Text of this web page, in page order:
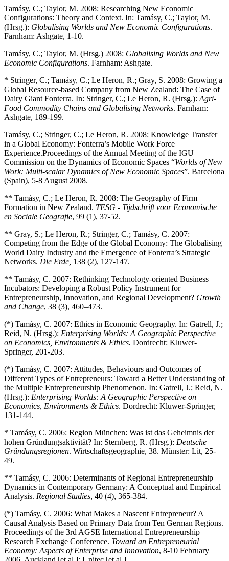
Tamásy, C.; Taylor, M. 2008: Researching New Economic
Configurations: Theory and Context. In: Tamásy, C.; Taylor, M.
(Hrsg.): Globalising Worlds and New Economic Configurations.
Farnham: Ashgate, 1-10.
Tamásy, C.; Taylor, M. (Hrsg.) 2008: Globalising Worlds and New
Economic Configurations. Farnham: Ashgate.
* Stringer, C.; Tamásy, C.; Le Heron, R.; Gray, S. 2008: Growing a
Global Resource-based Company from New Zealand: The Case of
Dairy Giant Fonterra. In: Stringer, C.; Le Heron, R. (Hrsg.): Agri-
Food Commodity Chains and Globalising Networks. Farnham:
Ashgate, 189-199.
Tamásy, C.; Stringer, C.; Le Heron, R. 2008: Knowledge Transfer
in a Global Economy: Fonterra’s Mobile Work Force
Experience.Proceedings of the Annual Meeting of the IGU
Commission on the Dynamics of Economic Spaces “Worlds of New
Work: Multi-scalar Dynamics of New Economic Spaces”. Barcelona
(Spain), 5-8 August 2008.
** Tamásy, C.; Le Heron, R. 2008: The Geography of Firm
Formation in New Zealand. TESG - Tijdschrift voor Economische
en Sociale Geografie, 99 (1), 37-52.
** Gray, S.; Le Heron, R.; Stringer, C.; Tamásy, C. 2007:
Competing from the Edge of the Global Economy: The Globalising
World Dairy Industry and the Emergence of Fonterra’s Strategic
Networks. Die Erde, 138 (2), 127-147.
** Tamásy, C. 2007: Rethinking Technology-oriented Business
Incubators: Developing a Robust Policy Instrument for
Entrepreneurship, Innovation, and Regional Development? Growth
and Change, 38 (3), 460–473.
(*) Tamásy, C. 2007: Ethics in Economic Geography. In: Gatrell, J.;
Reid, N. (Hrsg.): Enterprising Worlds: A Geographic Perspective
on Economics, Environments & Ethics. Dordrecht: Kluwer-
Springer, 201-203.
(*) Tamásy, C. 2007: Attitudes, Behaviours and Outcomes of
Different Types of Entrepreneurs: Toward a Better Understanding of
the Multiple Entrepreneurship Phenomenon. In: Gatrell, J.; Reid, N.
(Hrsg.): Enterprising Worlds: A Geographic Perspective on
Economics, Environments & Ethics. Dordrecht: Kluwer-Springer,
131-144.
* Tamásy, C. 2006: Region München: Was ist das Geheimnis der
hohen Gründungsaktivität? In: Sternberg, R. (Hrsg.): Deutsche
Gründungsregionen. Wirtschaftsgeographie, 38. Münster: Lit, 25-
49.
** Tamásy, C. 2006: Determinants of Regional Entrepreneurship
Dynamics in Contemporary Germany: A Conceptual and Empirical
Analysis. Regional Studies, 40 (4), 365-384.
(*) Tamásy, C. 2006: What Makes a Nascent Entrepreneur? A
Causal Analysis Based on Primary Data from Ten German Regions.
Proceedings of the 3rd AGSE International Entrepreneurship
Research Exchange Conference. Toward an Entrepreneurial
Economy: Aspects of Enterprise and Innovation, 8-10 February